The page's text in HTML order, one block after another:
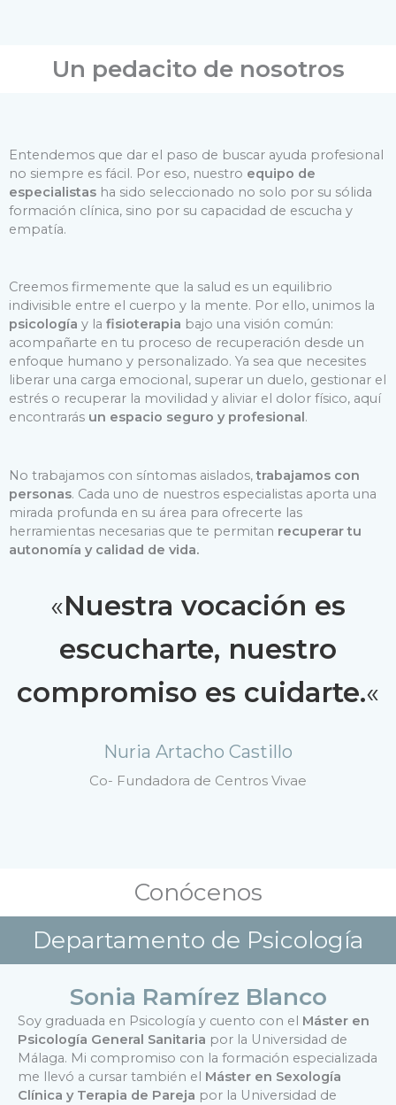
Un pedacito de nosotros
Entendemos que dar el paso de buscar ayuda profesional
no siempre es fácil. Por eso, nuestro equipo de
especialistas ha sido seleccionado no solo por su sólida
formación clínica, sino por su capacidad de escucha y
empatía.
Creemos firmemente que la salud es un equilibrio
indivisible entre el cuerpo y la mente. Por ello, unimos la
psicología y la fisioterapia bajo una visión común:
acompañarte en tu proceso de recuperación desde un
enfoque humano y personalizado. Ya sea que necesites
liberar una carga emocional, superar un duelo, gestionar el
estrés o recuperar la movilidad y aliviar el dolor físico, aquí
encontrarás un espacio seguro y profesional .
No trabajamos con síntomas aislados,trabajamos con
personas. Cada uno de nuestros especialistas aporta una
mirada profunda en su área para ofrecerte las
herramientas necesarias que te permitan recuperar tu
autonomía y calidad de vida.
«Nuestra vocación es
escucharte, nuestro
compromiso es cuidarte.«
Nuria Artacho Castillo
Co- Fundadora de Centros Vivae
Conócenos
Departamento de Psicología
Sonia Ramírez Blanco
Soy graduada en Psicología y cuento con el Máster en
Psicología General Sanitaria por la Universidad de
Málaga. Mi compromiso con la formación especializada
me llevó a cursar también el Máster en Sexología
Clínica y Terapia de Pareja por la Universidad de